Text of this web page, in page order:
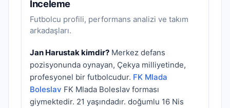
İnceleme
Futbolcu profili, performans analizi ve takım
arkadaşları.
Jan Harustak kimdir? Merkez defans
pozisyonunda oynayan, Çekya milliyetinde,
profesyonel bir futbolcudur. FK Mlada
Boleslav FK Mlada Boleslav forması
giymektedir. 21 yaşındadır. doğumlu 16 Nis